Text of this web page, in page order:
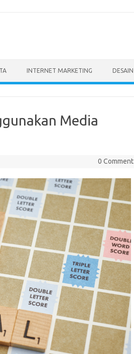
INTERNET MARKETING DESAIN
Media
0 Comment